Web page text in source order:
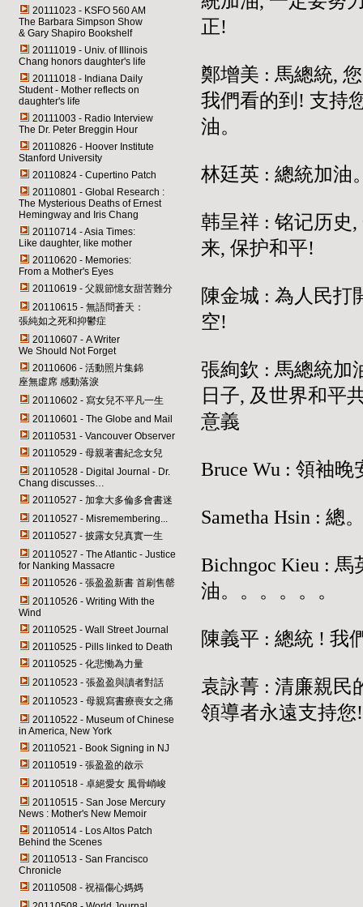
20111023 - KSFO 560 AM
The Barbara Simpson Show
& Gary Shapiro Bookshelf
20111019 - Univ. of Illinois
Chang honors daughter's life
20111018 - Indiana Daily
Student - Mother reflects on
daughter's life
20111003 - Radio Interview
The Dr. Peter Breggin Hour
20110826 - Hoover Institute
Stanford University
20110824 - Cupertino Patch
20110801 - Global Research :
The Mysterious Deaths of Ernest
Hemingway and Iris Chang
20110714 - Asia Times:
Like daughter, like mother
20110620 - Memories:
From a Mother's Eyes
20110619 - 父親節憶女甜苦難分
20110615 - 無語問蒼天：
張純如之死和抑鬱症
20110607 - A Writer
We Should Not Forget
20110606 - 活動照片集錦
座無虛席 感動落淚
20110602 - 寫女兒不平凡一生
20110601 - The Globe and Mail
20110531 - Vancouver Observer
20110529 - 母親著書紀念女兒
20110528 - Digital Journal - Dr.
Chang discusses…
20110527 - 加拿大多倫多會書迷
20110527 - Misremembering...
20110527 - 披露女兒真實一生
20110527 - The Atlantic - Justice
for Nanking Massacre
20110526 - 張盈盈新書 首刷售罄
20110526 - Writing With the
Wind
20110525 - Wall Street Journal
20110525 - Pills linked to Death
20110525 - 化悲慟為力量
20110523 - 張盈盈與讀者對話
20110523 - 母親寫書療喪女之痛
20110522 - Museum of Chinese
in America, New York
20110521 - Book Signing in NJ
20110519 - 張盈盈的啟示
20110518 - 卓絕愛女 風骨峭峻
20110515 - San Jose Mercury
News : Mother's New Memoir
20110514 - Los Altos Patch
Behind the Scenes
20110513 - San Francisco
Chronicle
20110508 - 祝福傷心媽媽
正!
鄭增美 : 馬總統,
我們看的到! 支持
油。
林廷英 : 總統加油
韩呈祥 : 铭记历史,
来, 保护和平!
陳金城 : 為人民打
空!
張絢欽 : 馬總統加
日子, 及世界和平
意義
Bruce Wu : 領袖晚
Sametha Hsin : 總
Bichngoc Kieu :
油。。。。。。
陳義平 : 總統 ! 我
袁詠菁 : 清廉親民
領導者永遠支持您!